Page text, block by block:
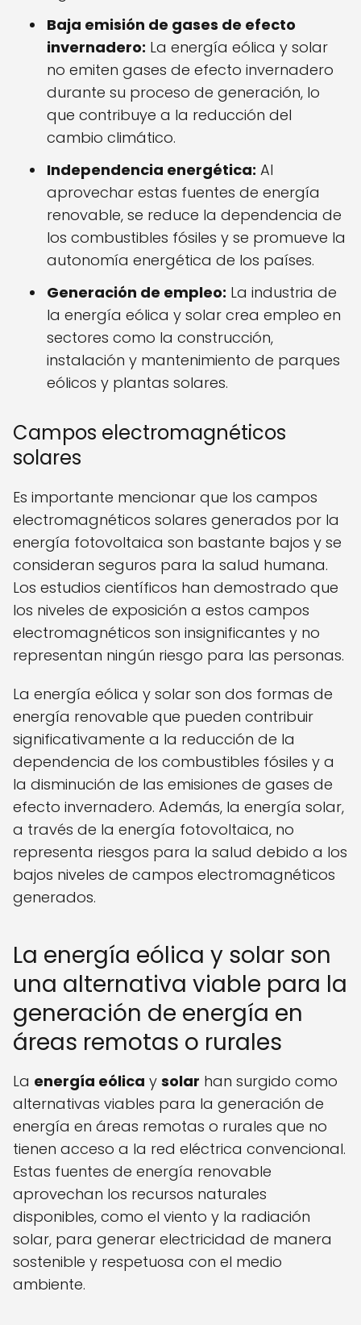
Baja emisión de gases de efecto
invernadero: La energía eólica y solar
no emiten gases de efecto invernadero
durante su proceso de generación, lo
que contribuye a la reducción del
cambio climático.
Independencia energética: Al
aprovechar estas fuentes de energía
renovable, se reduce la dependencia de
los combustibles fósiles y se promueve la
autonomía energética de los países.
Generación de empleo: La industria de
la energía eólica y solar crea empleo en
sectores como la construcción,
instalación y mantenimiento de parques
eólicos y plantas solares.
Campos electromagnéticos
solares
Es importante mencionar que los campos
electromagnéticos solares generados por la
energía fotovoltaica son bastante bajos y se
consideran seguros para la salud humana.
Los estudios científicos han demostrado que
los niveles de exposición a estos campos
electromagnéticos son insignificantes y no
representan ningún riesgo para las personas.
La energía eólica y solar son dos formas de
energía renovable que pueden contribuir
significativamente a la reducción de la
dependencia de los combustibles fósiles y a
la disminución de las emisiones de gases de
efecto invernadero. Además, la energía solar,
a través de la energía fotovoltaica, no
representa riesgos para la salud debido a los
bajos niveles de campos electromagnéticos
generados.
La energía eólica y solar son
una alternativa viable para la
generación de energía en
áreas remotas o rurales
La energía eólica y solar han surgido como
alternativas viables para la generación de
energía en áreas remotas o rurales que no
tienen acceso a la red eléctrica convencional.
Estas fuentes de energía renovable
aprovechan los recursos naturales
disponibles, como el viento y la radiación
solar, para generar electricidad de manera
sostenible y respetuosa con el medio
ambiente.